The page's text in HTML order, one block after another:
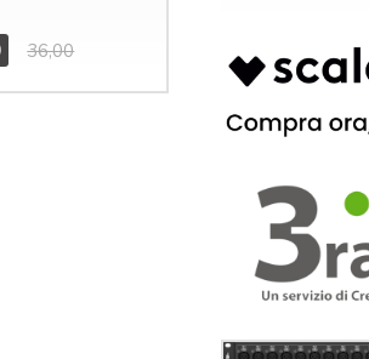
36,00